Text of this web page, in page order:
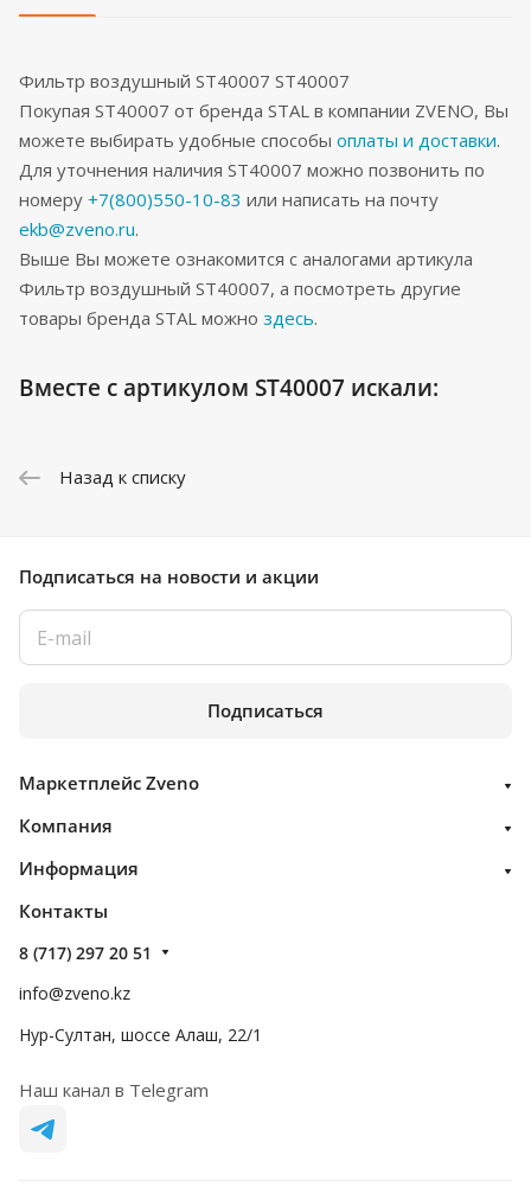
Фильтр воздушный ST40007 ST40007
Покупая ST40007 от бренда STAL в компании ZVENO, Вы
можете выбирать удобные способы оплаты и доставки.
Для уточнения наличия ST40007 можно позвонить по
номеру +7(800)550-10-83 или написать на почту
ekb@zveno.ru.
Выше Вы можете ознакомится с аналогами артикула
Фильтр воздушный ST40007, а посмотреть другие
товары бренда STAL можно здесь.
Вместе с артикулом ST40007 искали:
Назад к списку
Подписаться на новости и акции
Подписаться
Маркетплейс Zveno
Компания
Информация
Контакты
8 (717) 297 20 51
info@zveno.kz
Нур-Султан, шоссе Алаш, 22/1
Наш канал в Telegram